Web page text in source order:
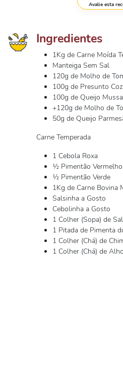
Avalie esta
Ingredientes
1Kg de Carne Moída
Manteiga Sem Sal
120g de Molho de
100g de Presunto
100g de Queijo
+120g de Molho de
50g de Queijo
Carne Temperada
1 Cebola Roxa
½ Pimentão Vermelho
½ Pimentão Verde
1Kg de Carne Bovina
Salsinha a Gosto
Cebolinha a Gosto
1 Colher (Sopa) de Sal
1 Pitada de Pimenta
1 Colher (Chá) de
1 Colher (Chá) de